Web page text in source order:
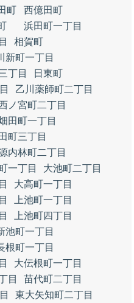
町
西億田町
浜田町一丁目
相賀町
新町一丁目
丁目
日東町
乙川薬師町二丁目
ノ宮町二丁目
田町一丁目
町三丁目
内林町二丁目
一丁目
大池町二丁目
大高町一丁目
上池町一丁目
上池町四丁目
池町一丁目
根町一丁目
大伝根町一丁目
目
苗代町二丁目
東大矢知町二丁目